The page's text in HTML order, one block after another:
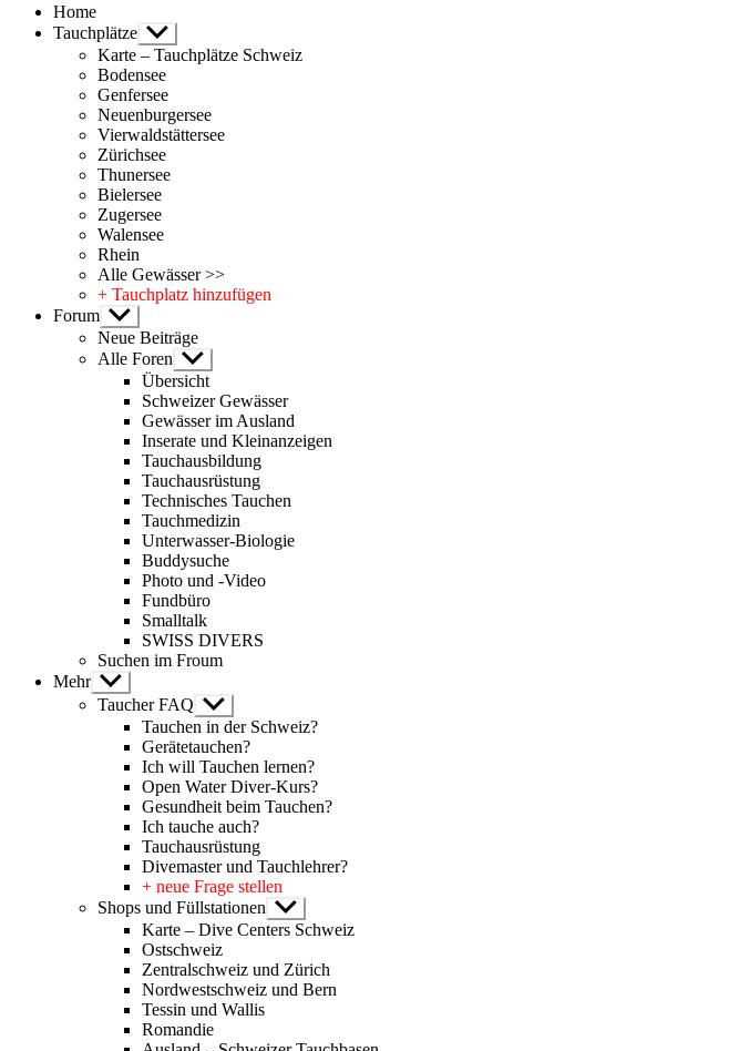
Home
Tauchplätze Untermenü
anzeigen
Karte – Tauchplätze Schweiz
Bodensee
Genfersee
Neuenburgersee
Vierwaldstättersee
Zürichsee
Thunersee
Bielersee
Zugersee
Walensee
Rhein
Alle Gewässer >>
+ Tauchplatz hinzufügen
Forum Untermenü
anzeigen
Neue Beiträge
Alle Foren Untermenü
anzeigen
Übersicht
Schweizer Gewässer
Gewässer im Ausland
Inserate und Kleinanzeigen
Tauchausbildung
Tauchausrüstung
Technisches Tauchen
Tauchmedizin
Unterwasser-Biologie
Buddysuche
Photo und -Video
Fundbüro
Smalltalk
SWISS DIVERS
Suchen im Froum
Mehr Untermenü
anzeigen
Taucher FAQ Untermenü
anzeigen
Tauchen in der Schweiz?
Gerätetauchen?
Ich will Tauchen lernen?
Open Water Diver-Kurs?
Gesundheit beim Tauchen?
Ich tauche auch?
Tauchausrüstung
Divemaster und Tauchlehrer?
+ neue Frage stellen
Shops und Füllstationen Untermenü
anzeigen
Karte – Dive Centers Schweiz
Ostschweiz
Zentralschweiz und Zürich
Nordwestschweiz und Bern
Tessin und Wallis
Romandie